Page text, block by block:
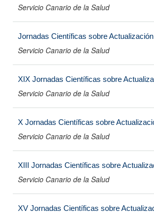
Servicio Canario de la Salud
Jornadas Científicas sobre
Servicio Canario de la Salud
XIX Jornadas Científicas sobre
Servicio Canario de la Salud
X Jornadas Científicas sobre
Servicio Canario de la Salud
XIII Jornadas Científicas sobre
Servicio Canario de la Salud
XV Jornadas Científicas sobre